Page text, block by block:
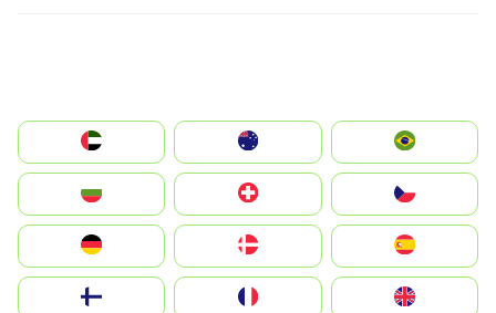
الإمارات العربية المتحدة
Switzerland
Deutschland
United Kingdom